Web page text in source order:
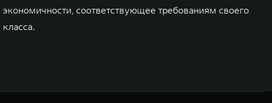
экономичности, соответствующее требованиям своего
класса.